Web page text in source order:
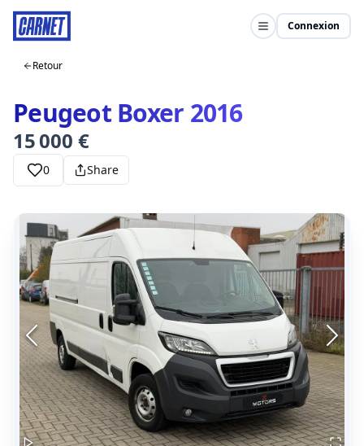
Connexion
Retour
Peugeot Boxer 2016
15 000 €
0 Share